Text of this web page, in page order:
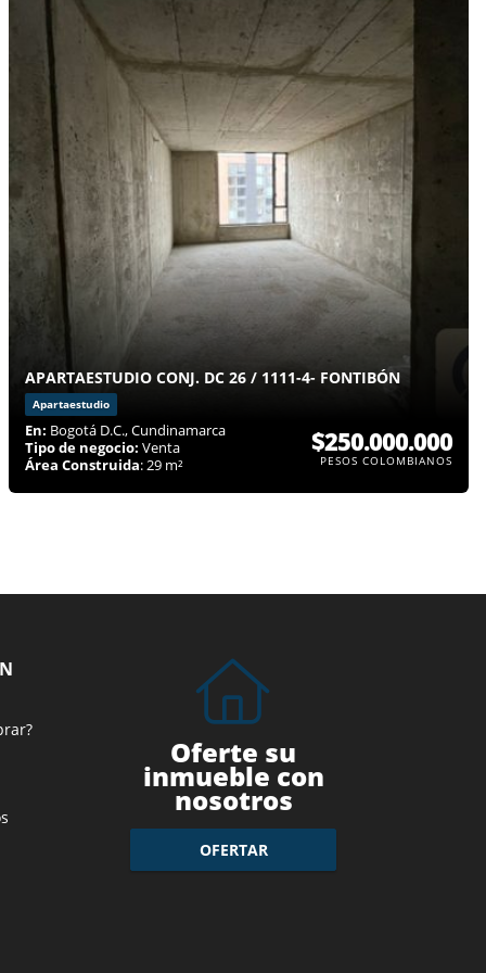
APARTAESTUDIO CONJ. DC 26 / 1111-4- FONTIBÓN
Apartaestudio
En: Bogotá D.C., Cundinamarca
Tipo de negocio: Venta
Área Construida: 29 m²
$250.000.000
PESOS COLOMBIANOS
Oferte su
inmueble con
nosotros
OFERTAR